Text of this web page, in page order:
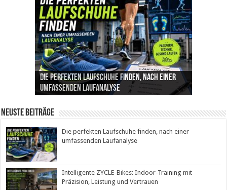
Die perfekten Laufschuhe finden, nach einer
umfassenden Laufanalyse
Intelligente ZYCLE-Bikes: Indoor-Training mit
Präzision, Leistung und Vertrauen
Insemination (IUI): Ablauf, Erfolgschancen und
Kosten im Überblick
Cannabis als Medizin: Wie es Schmerzen, Stress
und Schlaf im Alltag beeinflusst
Leben mit Inkontinenz: Tipps für mehr
Sicherheit im Alltag
Neuste Beiträge
Die perfekten Laufschuhe finden, nach einer
umfassenden Laufanalyse
Intelligente ZYCLE-Bikes: Indoor-Training mit
Präzision, Leistung und Vertrauen